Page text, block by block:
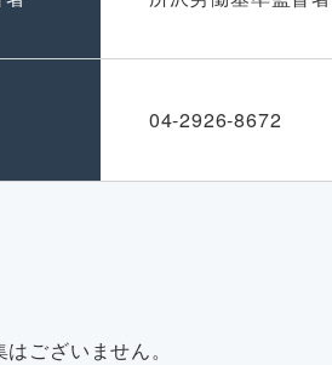
04-2926-8672
ございません。